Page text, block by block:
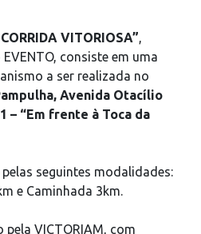
CORRIDA VITORIOSA”,
consiste em uma
a ser realizada no
Avenida Otacílio
– “Em frente à Toca da
seguintes modalidades:
e Caminhada 3km.
pela VICTORIAM, com